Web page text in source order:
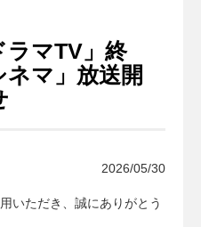
ラマTV」終
マ」放送開
2026/05/30
いただき、誠にありがとう